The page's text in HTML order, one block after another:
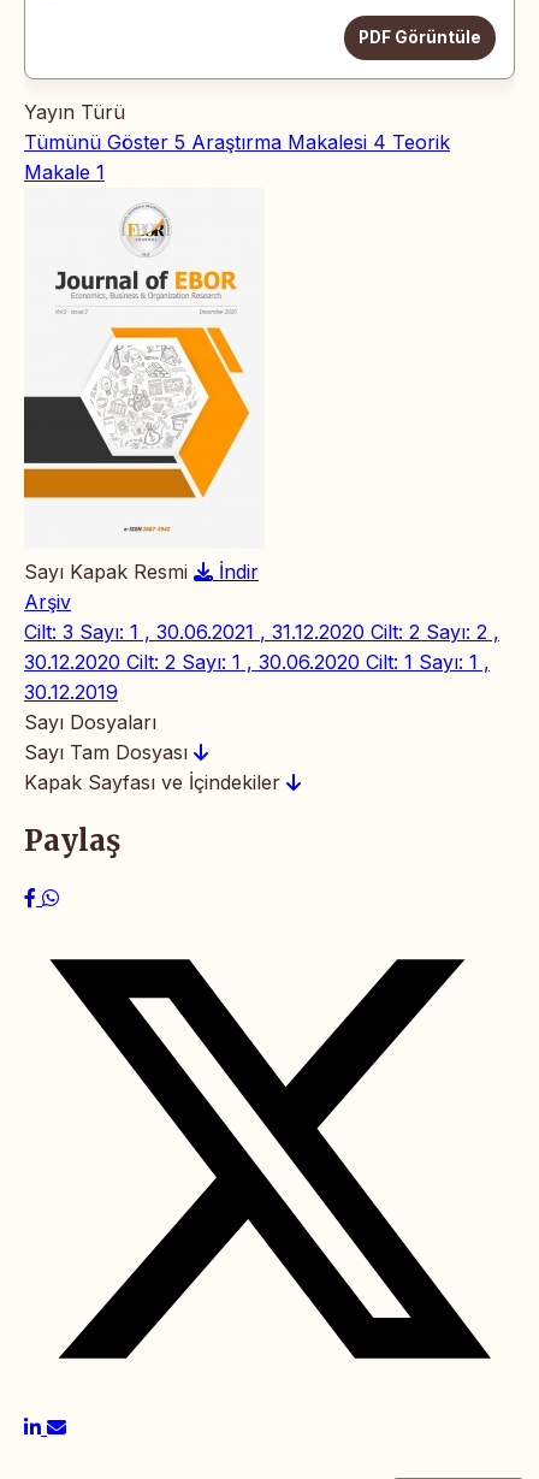
PDF Görüntüle
Yayın Türü
Tümünü Göster 5 Araştırma Makalesi 4 Teorik
Makale 1
Sayı Kapak Resmi
İndir
Arşiv
Cilt: 3 Sayı: 1 , 30.06.2021 , 31.12.2020 Cilt: 2 Sayı: 2 ,
30.12.2020 Cilt: 2 Sayı: 1 , 30.06.2020 Cilt: 1 Sayı: 1 ,
30.12.2019
Sayı Dosyaları
Sayı Tam Dosyası
Kapak Sayfası ve İçindekiler
Paylaş